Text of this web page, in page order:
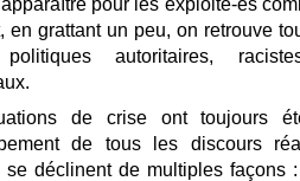
pour les exploité-es
en grattant un peu, on retrouve
politiques autoritaires,
de crise ont toujours
de tous les discours
se déclinent de multiples façons